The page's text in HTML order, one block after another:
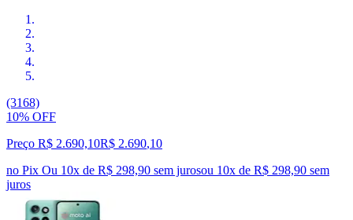
(3168)
10% OFF
Preço R$ 2.690,10R$ 2.690,10
no Pix Ou 10x de R$ 298,90 sem jurosou 10x de R$ 298,90 sem
juros